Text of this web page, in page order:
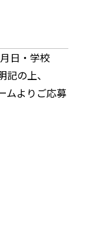
日・学校
の上、
ムよりご応募